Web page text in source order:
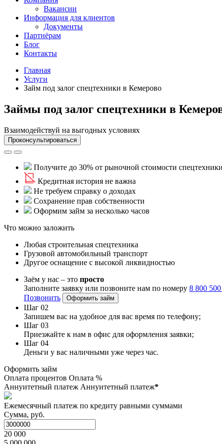
Вакансии
Информация для клиентов
Документы
Партнёрам
Блог
Контакты
Главная
Услуги
Займ под залог спецтехники в Кемерово
Займы под залог спецтехники в
Взаимодействуй на выгодных условиях
Проконсультироваться
Получите до 30% от рыночной стоимости
Кредитная история не важна
Не требуем справку о доходах
Сохранение прав собственности
Оформим займ за несколько часов
Что можно заложить
Любая строительная спецтехника
Грузовой автомобильный транспорт
Другое оснащение с высокой ликвидностью
Заём у нас – это просто
Заполните заявку или позвоните нам по номеру 8 800
Позвонить
Оформить займ
Шаг 02
Запишем вас на удобное для вас время по телефону;
Шаг 03
Приезжайте к нам в офис для оформления заявки;
Шаг 04
Деньги у вас наличными уже через час.
Оформить займ
Оплата процентов Оплата %
Аннуитетный платеж Аннуитетный платеж*
Ежемесячный платеж по кредиту равными суммами
Сумма, руб.
20 000